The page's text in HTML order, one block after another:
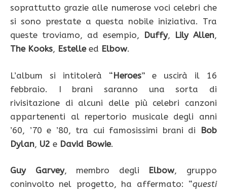
soprattutto grazie alle numerose voci celebri che
si sono prestate a questa nobile iniziativa. Tra
queste troviamo, ad esempio, Duffy, Lily Allen,
The Kooks, Estelleed Elbow.
L’album si intitolerà “Heroes” e uscirà il 16
febbraio. I brani saranno una sorta di
rivisitazione di alcuni delle più celebri canzoni
appartenenti al repertorio musicale degli anni
’60, ’70 e ’80, tra cui famosissimi brani di Bob
Dylan, U2 e David Bowie.
Guy Garvey, membro degli Elbow, gruppo
coninvolto nel progetto, ha affermato: “questi